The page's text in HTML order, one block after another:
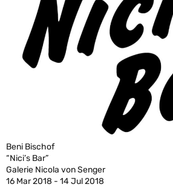
Beni Bischof
“Nici’s Bar”
Galerie Nicola von Senger
16 Mar 2018 - 14 Jul 2018